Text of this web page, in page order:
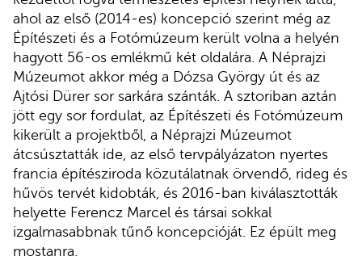
ahol az első (2014-es) koncepció szerint még az
Építészeti és a Fotómúzeum került volna a helyén
hagyott 56-os emlékmű két oldalára. A Néprajzi
Múzeumot akkor még a Dózsa György út és az
Ajtósi Dürer sor sarkára szánták. A sztoriban aztán
jött egy sor fordulat, az Építészeti és Fotómúzeum
kikerült a projektből, a Néprajzi Múzeumot
átcsúsztatták ide, az első tervpályázaton nyertes
francia építésziroda közutálatnak örvendő, rideg és
hűvös tervét kidobták, és 2016-ban kiválasztották
helyette Ferencz Marcel és társai sokkal
izgalmasabbnak tűnő koncepcióját. Ez épült meg
mostanra.